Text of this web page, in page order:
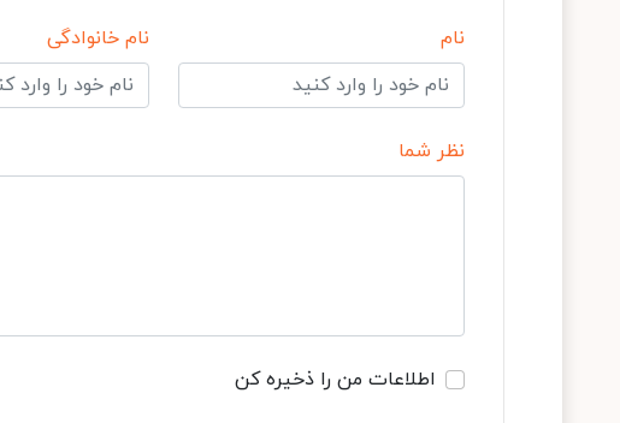
نام نام خانوادگی
نظر شما
اطلاعات من را ذخیره کن